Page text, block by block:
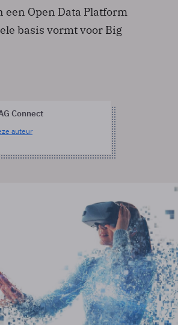
een Open Data Platform
basis vormt voor Big
Connect
auteur